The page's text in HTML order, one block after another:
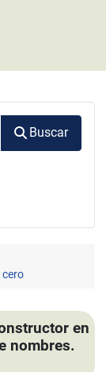
Buscar
en
nombres.